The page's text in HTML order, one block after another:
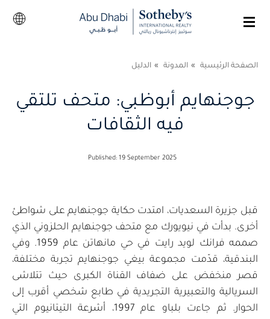
الصفحة الرئيسية المدونة الدليل
جوجنهايم أبوظبي: متحف تلتقي
فيه الثقافات
Published: 19 September 2025
قبل جزيرة السعديات، امتدت حكاية جوجنهايم على شواطئ
أخرى. بدأت في نيويورك مع متحف جوجنهايم الحلزوني الذي
صممه فرانك لويد رايت في حي مانهاتن عام 1959. وفي
البندقية، قدّمت مجموعة بيغي جوجنهايم تجربة مختلفة،
قصر منخفض على ضفاف القناة الكبرى حيث تتلاشى
السريالية والتعبيرية التجريدية في طابع شخصي أقرب إلى
الحوار. ثم جاءت بلباو عام 1997، أشرعة التيتانيوم التي